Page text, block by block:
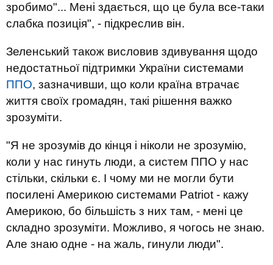
зробимо"... Мені здається, що це була все-таки
слабка позиція", - підкреслив він.
Зеленський також висловив здивування щодо
недостатньої підтримки України системами
ППО, зазначивши, що коли країна втрачає
життя своїх громадян, такі рішення важко
зрозуміти.
"Я не зрозумів до кінця і ніколи не зрозумію,
коли у нас гинуть люди, а систем ППО у нас
стільки, скільки є. І чому ми не могли бути
посилені Америкою системами Patriot - кажу
Америкою, бо більшість з них там, - мені це
складно зрозуміти. Можливо, я чогось не знаю.
Але знаю одне - на жаль, гинули люди".